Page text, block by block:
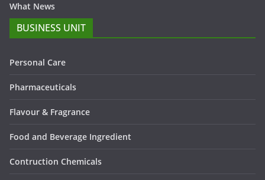
What News
BUSINESS UNIT
Personal Care
Pharmaceuticals
Flavour & Fragrance
Food and Beverage Ingredient
Contruction Chemicals